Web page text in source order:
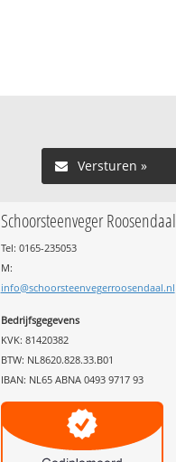
Versturen »
Schoorsteenveger Roosendaal
Tel: 0165-235053
M:
info@schoorsteenvegerroosendaal.nl
Bedrijfsgegevens
KVK: 81420382
BTW: NL8620.828.33.B01
IBAN: NL65 ABNA 0493 9717 93